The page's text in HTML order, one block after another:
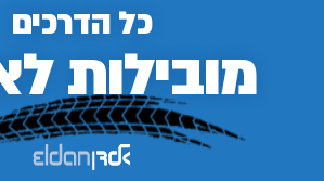
כל הדרכים
מובילות